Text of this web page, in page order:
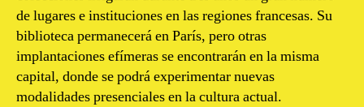
de lugares e instituciones en las regiones francesas. Su
biblioteca permanecerá en París, pero otras
implantaciones efímeras se encontrarán en la misma
capital, donde se podrá experimentar nuevas
modalidades presenciales en la cultura actual.